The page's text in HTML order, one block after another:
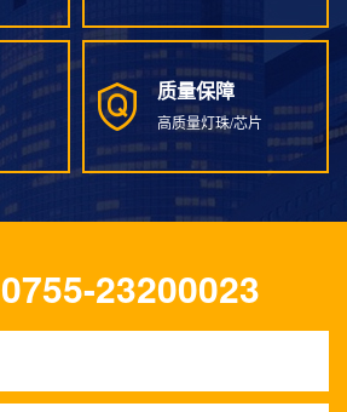
质量保障
高质量灯珠/芯片
质量保障
0755-23200023